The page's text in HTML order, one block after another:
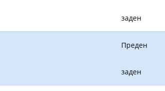
заден
Преден
заден